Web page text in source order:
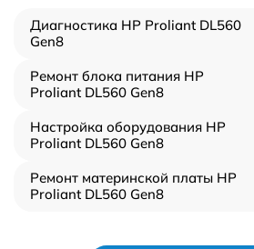
Диагностика HP Proliant DL560
Gen8
Ремонт блока питания HP
Proliant DL560 Gen8
Настройка оборудования HP
Proliant DL560 Gen8
Ремонт материнской платы HP
Proliant DL560 Gen8